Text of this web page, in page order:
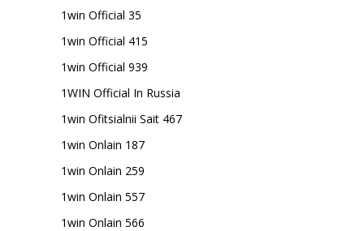
1win Official 35
1win Official 415
1win Official 939
1WIN Official In Russia
1win Ofitsialnii Sait 467
1win Onlain 187
1win Onlain 259
1win Onlain 557
1win Onlain 566